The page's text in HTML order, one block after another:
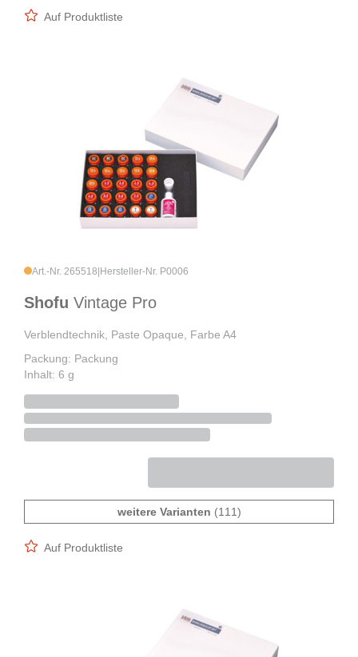
Auf Produktliste
Art.-Nr. 265518 Hersteller-Nr. P0006
Shofu Vintage Pro
Verblendtechnik, Paste Opaque, Farbe A4
Packung: Packung
Inhalt: 6 g
weitere Varianten (111)
Auf Produktliste